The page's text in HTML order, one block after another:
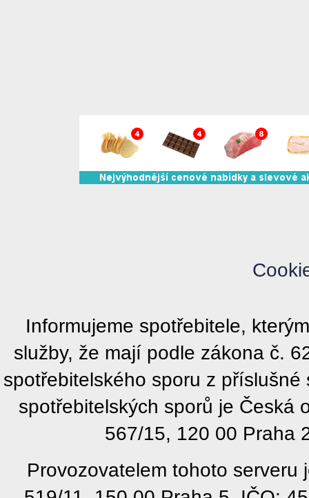
Informujeme spotřebitele,
služby, že mají podle zákona č.
spotřebitelského sporu z
spotřebitelských sporů je Česká
567/15, 120 00 Praha
Provozovatelem tohoto